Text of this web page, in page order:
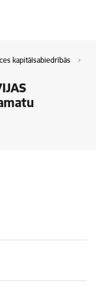
kapitālsabiedrībās